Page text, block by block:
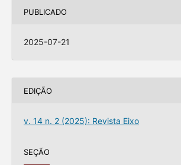
PUBLICADO
2025-07-21
EDIÇÃO
v. 14 n. 2 (2025): Revista Eixo
SEÇÃO